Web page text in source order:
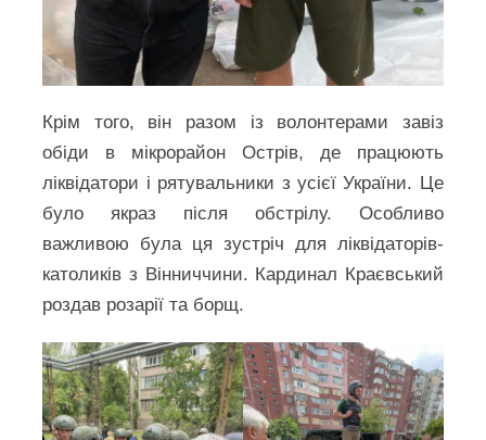
Крім того, він разом із волонтерами завіз
обіди в мікрорайон Острів, де працюють
ліквідатори і рятувальники з усієї України. Це
було якраз після обстрілу. Особливо
важливою була ця зустріч для ліквідаторів-
католиків з Вінниччини. Кардинал Краєвський
роздав розарії та борщ.